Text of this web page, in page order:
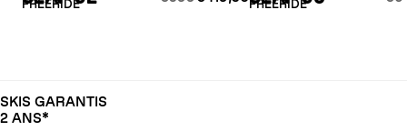
FREERIDE
FREERIDE
SKIS GARANTIS
2 ANS*